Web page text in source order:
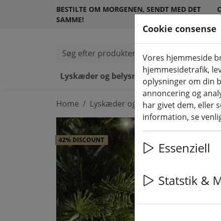
BESTILTE OM MORGENEN, SENDT MED DET
SAMME!
Søg efter produkter
Lyskæder og belysning LED-lys
Home Lyskæder og belysning
42% DISCOUNT
Cookie consense
Vores hjemmeside
hjemmesidetrafik,
oplysninger om din
annoncering og
har givet dem, eller
information, se
Essenziell
Statstik &